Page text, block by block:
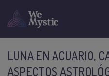
LUNA EN ACUARIO,
ASPECTOS